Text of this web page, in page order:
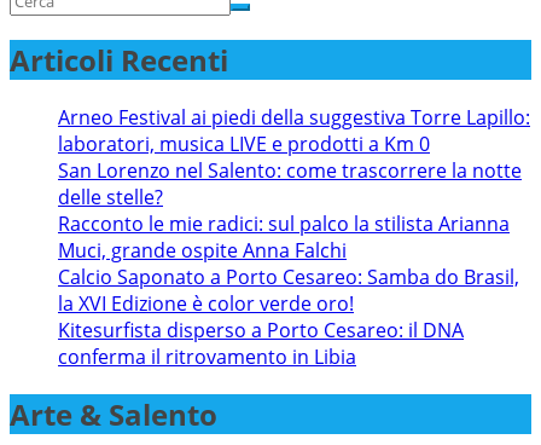
Articoli Recenti
Arneo Festival ai piedi della suggestiva Torre Lapillo:
laboratori, musica LIVE e prodotti a Km 0
San Lorenzo nel Salento: come trascorrere la notte
delle stelle?
Racconto le mie radici: sul palco la stilista Arianna
Muci, grande ospite Anna Falchi
Calcio Saponato a Porto Cesareo: Samba do Brasil,
la XVI Edizione è color verde oro!
Kitesurfista disperso a Porto Cesareo: il DNA
conferma il ritrovamento in Libia
Arte & Salento